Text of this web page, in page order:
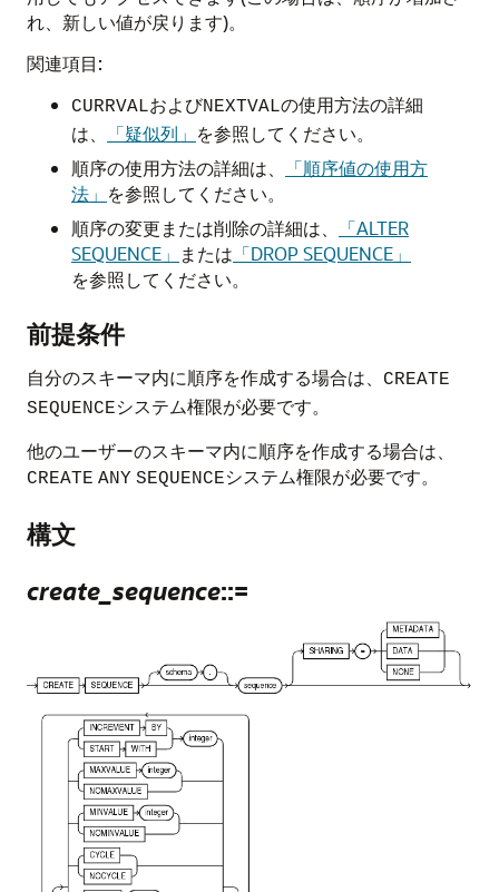
れ、新しい値が戻ります)。
関連項目:
CURRVALおよびNEXTVALの使用方法の詳細
は、
「疑似列」 を参照してください。
順序の使用方法の詳細は、
「順序値の使用方
法」 を参照してください。
順序の変更または削除の詳細は、
「ALTER
SEQUENCE」 または 「DROP SEQUENCE」
を参照してください。
前提条件
自分のスキーマ内に順序を作成する場合は、
CREATE
SEQUENCEシステム権限が必要です。
他のユーザーのスキーマ内に順序を作成する場合は、
CREATE ANY SEQUENCEシステム権限が必要です。
構文
create_sequence::=